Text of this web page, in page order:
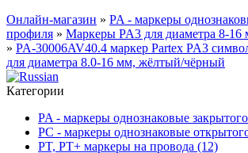
Онлайн-магазин » PA - маркеры
профиля » Маркеры PA3 для диаметра 8-16
» PA-30006AV40.4 маркер Partex PA3
для диаметра 8.0-16 мм, жёлтый/чёрный
Категории
PA - маркеры однознаковые
PC - маркеры однознаковые
PT, PT+ маркеры на провода (12)